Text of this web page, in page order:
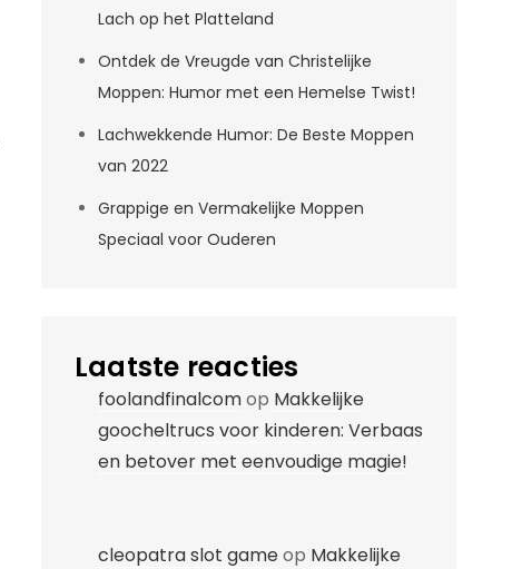
Lach op het Platteland
Ontdek de Vreugde van Christelijke
Moppen: Humor met een Hemelse Twist!
Lachwekkende Humor: De Beste Moppen
van 2022
Grappige en Vermakelijke Moppen
Speciaal voor Ouderen
Laatste reacties
foolandfinalcomop Makkelijke
goocheltrucs voor kinderen: Verbaas
en betover met eenvoudige magie!
cleopatra slot gameop Makkelijke